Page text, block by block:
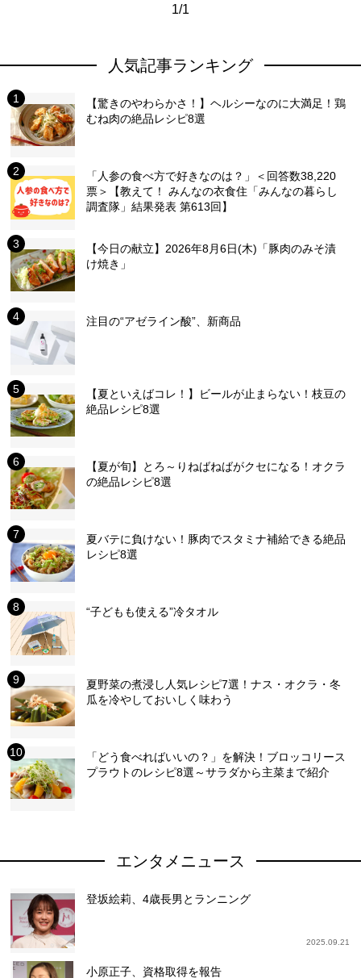
1/1
人気記事ランキング
【驚きのやわらかさ！】ヘルシーなのに大満足！鶏
むね肉の絶品レシピ8選
「人参の食べ方で好きなのは？」＜回答数38,220
票＞【教えて！ みんなの衣食住「みんなの暮らし
調査隊」結果発表 第613回】
【今日の献立】2026年8月6日(木)「豚肉のみそ漬
け焼き」
注目の“アゼライン酸”、新商品
【夏といえばコレ！】ビールが止まらない！枝豆の
絶品レシピ8選
【夏が旬】とろ～りねばねばがクセになる！オクラ
の絶品レシピ8選
夏バテに負けない！豚肉でスタミナ補給できる絶品
レシピ8選
“子どもも使える”冷タオル
夏野菜の煮浸し人気レシピ7選！ナス・オクラ・冬
瓜を冷やしておいしく味わう
「どう食べればいいの？」を解決！ブロッコリース
プラウトのレシピ8選～サラダから主菜まで紹介
エンタメニュース
登坂絵莉、4歳長男とランニング
2025.09.21
小原正子、資格取得を報告